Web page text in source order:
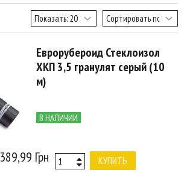
Еврорубероид Стеклоизол
ХКП 3,5 гранулят серый (10
м)
В НАЛИЧИИ
389,99 Грн КУПИТЬ